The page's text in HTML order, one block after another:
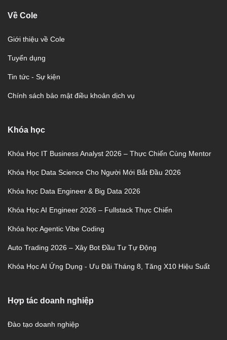
Về Cole
Giới thiệu về Cole
Tuyển dụng
Tin tức - Sự kiện
Chính sách bảo mật điều khoản dịch vụ
Khóa học
Khóa Học IT Business Analyst 2026 – Thực Chiến Cùng Mentor
Khóa Học Data Science Cho Người Mới Bắt Đầu 2026
Khóa học Data Engineer & Big Data 2026
Khóa Học AI Engineer 2026 – Fullstack Thực Chiến
Khóa học Agentic Vibe Coding
Auto Trading 2026 – Xây Bot Đầu Tư Tự Động
Khóa Học AI Ứng Dụng - Ưu Đãi Tháng 8, Tăng X10 Hiệu Suất
Hợp tác doanh nghiệp
Đào tạo doanh nghiệp